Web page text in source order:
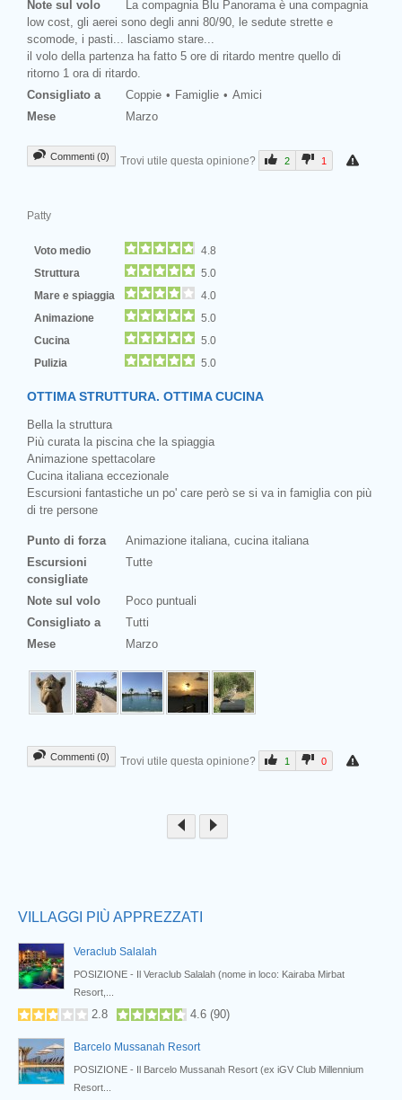
Note sul volo
La compagnia Blu Panorama è una compagnia
low cost, gli aerei sono degli anni 80/90, le sedute strette e
scomode, i pasti... lasciamo stare...
il volo della partenza ha fatto 5 ore di ritardo mentre quello di
ritorno 1 ora di ritardo.
Consigliato a
Coppie Famiglie
Amici
Mese
Marzo
Commenti (0) Trovi utile questa opinione? 2 1
Patty
Voto medio
4.8
Struttura
5.0
Mare e spiaggia
4.0
Animazione
5.0
Cucina
5.0
Pulizia
5.0
OTTIMA STRUTTURA. OTTIMA CUCINA
Bella la struttura
Più curata la piscina che la spiaggia
Animazione spettacolare
Cucina italiana eccezionale
Escursioni fantastiche un po' care però se si va in famiglia con più
di tre persone
Punto di forza
Animazione italiana, cucina italiana
Escursioni
consigliate
Tutte
Note sul volo
Poco puntuali
Consigliato a
Tutti
Mese
Marzo
Commenti (0) Trovi utile questa opinione? 1 0
VILLAGGI PIÙ APPREZZATI
Veraclub Salalah
POSIZIONE - Il Veraclub Salalah (nome in loco: Kairaba Mirbat
Resort,...
2.8 4.6 (90)
Barcelo Mussanah Resort
POSIZIONE - Il Barcelo Mussanah Resort (ex iGV Club Millennium
Resort...